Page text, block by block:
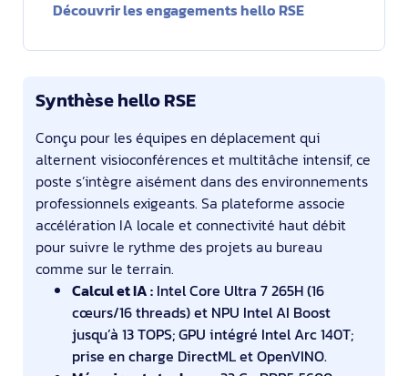
Découvrir les engagements hello RSE
Synthèse hello RSE
Conçu pour les équipes en déplacement qui
alternent visioconférences et multitâche intensif, ce
poste s’intègre aisément dans des environnements
professionnels exigeants. Sa plateforme associe
accélération IA locale et connectivité haut débit
pour suivre le rythme des projets au bureau
comme sur le terrain.
Calcul et IA : Intel Core Ultra 7 265H (16
cœurs/16 threads) et NPU Intel AI Boost
jusqu’à 13 TOPS; GPU intégré Intel Arc 140T;
prise en charge DirectML et OpenVINO.